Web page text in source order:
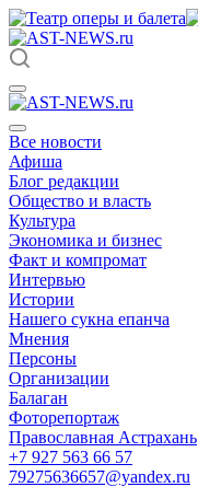
Все новости
Афиша
Блог редакции
Общество и власть
Культура
Экономика и бизнес
Факт и компромат
Интервью
Истории
Нашего сукна епанча
Мнения
Персоны
Организации
Балаган
Фоторепортаж
Православная Астрахань
+7 927 563 66 57
79275636657@yandex.ru